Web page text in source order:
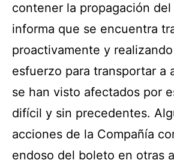
contener la propagación
informa que se encuentra
proactivamente y
esfuerzo para transportar a
se han visto afectados por
difícil y sin precedentes.
acciones de la Compañía
endoso del boleto en otras